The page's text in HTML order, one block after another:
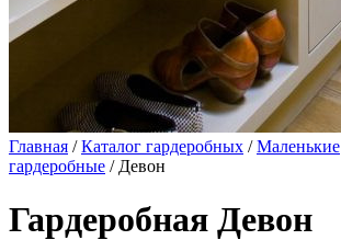
Главная /Каталог гардеробных /Маленькие
гардеробные / Девон
Гардеробная Девон